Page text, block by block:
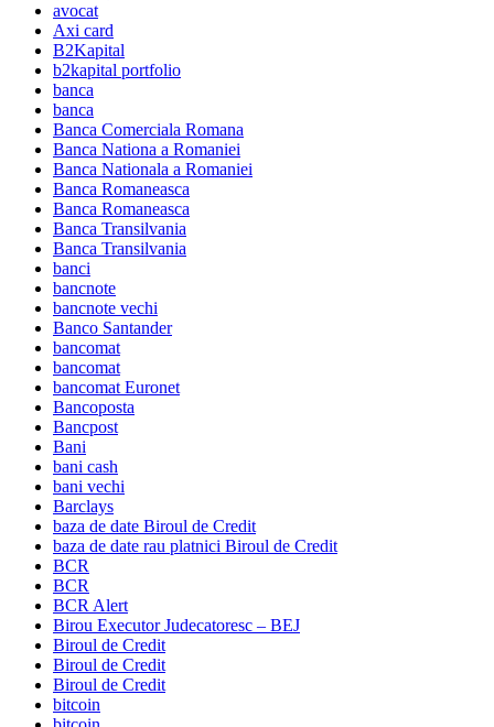
avocat
Axi card
B2Kapital
b2kapital portfolio
banca
banca
Banca Comerciala Romana
Banca Nationa a Romaniei
Banca Nationala a Romaniei
Banca Romaneasca
Banca Romaneasca
Banca Transilvania
Banca Transilvania
banci
bancnote
bancnote vechi
Banco Santander
bancomat
bancomat
bancomat Euronet
Bancoposta
Bancpost
Bani
bani cash
bani vechi
Barclays
baza de date Biroul de Credit
baza de date rau platnici Biroul de Credit
BCR
BCR
BCR Alert
Birou Executor Judecatoresc – BEJ
Biroul de Credit
Biroul de Credit
Biroul de Credit
bitcoin